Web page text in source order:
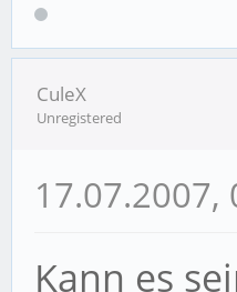
CuleX
Unregistered
17.07.2007,
Kann es